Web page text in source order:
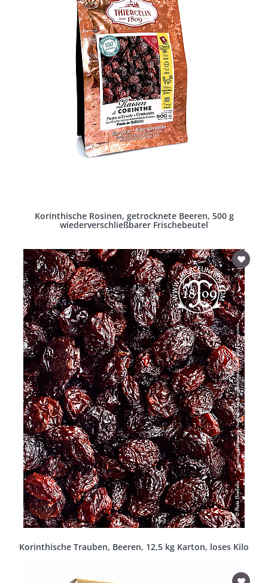
Korinthische Rosinen, getrocknete Beeren, 500 g
wiederverschließbarer Frischebeutel
Korinthische Trauben, Beeren, 12,5 kg Karton, loses Kilo